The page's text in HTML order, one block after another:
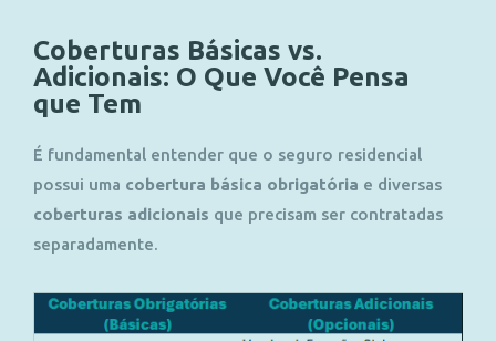
Coberturas Básicas vs.
Adicionais: O Que Você Pensa
que Tem
É fundamental entender que o seguro residencial
possui uma cobertura básica obrigatória e diversas
coberturas adicionais que precisam ser contratadas
separadamente.